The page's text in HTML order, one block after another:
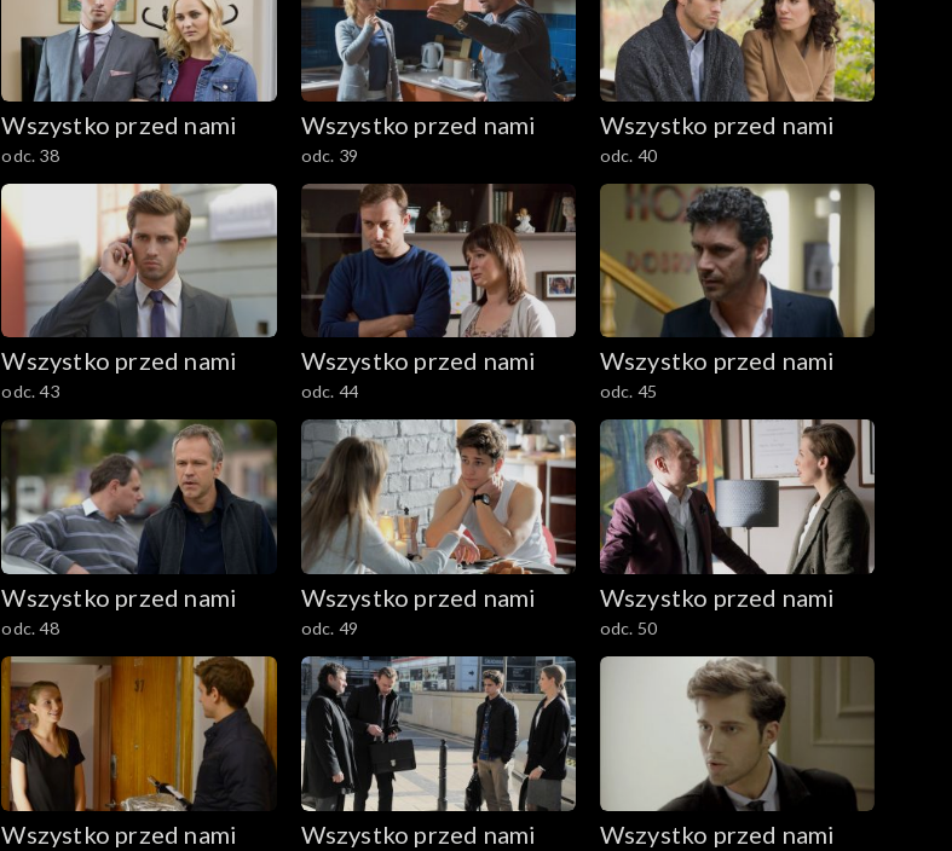
Wszystko przed nami
odc. 38
Wszystko przed nami
odc. 39
Wszystko przed nami
odc. 40
Wszystko przed nami
odc. 43
Wszystko przed nami
odc. 44
Wszystko przed nami
odc. 45
Wszystko przed nami
odc. 48
Wszystko przed nami
odc. 49
Wszystko przed nami
odc. 50
Wszystko przed nami Wszystko przed nami Wszystko przed nami